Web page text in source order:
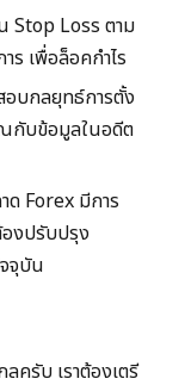
Stop Loss ตาม
ร เพื่อล็อคกำไร
บกลยุทธ์การตั้ง
กับข้อมูลในอดีต
Forex มีการ
งปรับปรุง
จุบัน
ครับ เราต้องเตรี